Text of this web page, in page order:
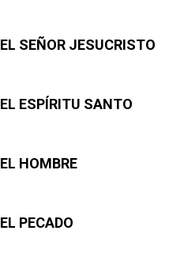
EL SEÑOR JESUCRISTO
EL ESPÍRITU SANTO
EL HOMBRE
EL PECADO